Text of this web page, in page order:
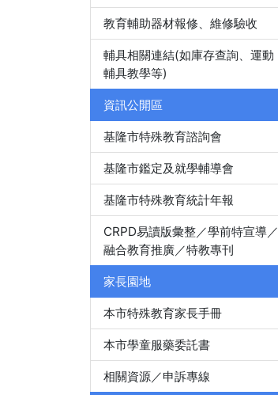
教育輔助器材報修、維修驗收
輔具相關連結(如庫存查詢、運動
輔具教學等)
資訊公開區
基隆市特殊教育諮詢會
基隆市鑑定及就學輔導會
基隆市特殊教育統計年報
CRPD易讀版彙整／學前特宣導／
融合教育推廣／特教專刊
家長園地
本市特殊教育家長手冊
本市學童服藥委託書
相關資源／申訴專線